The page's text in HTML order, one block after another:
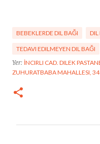
BEBEKLERDE DIL BAĞI DIL
TEDAVI EDILMEYEN DIL BAĞI
Yer: İNCIRLI CAD. DILEK
ZUHURATBABA MAHALLESI,